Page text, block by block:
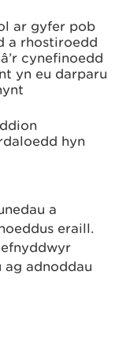
ar gyfer pob
a rhostiroedd
cynefinoedd
yn eu darparu
hyn
a
eraill.
adnoddau